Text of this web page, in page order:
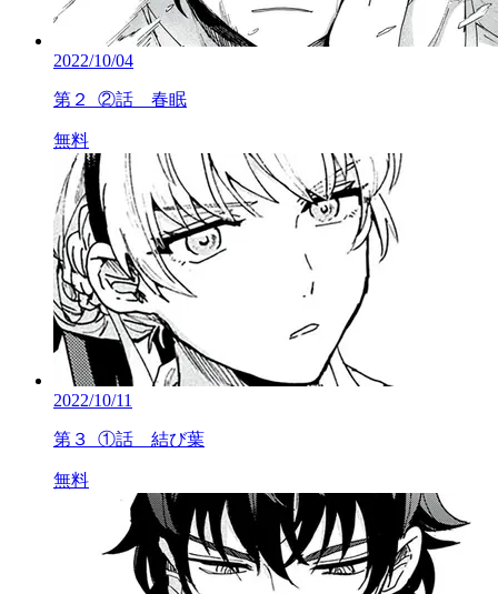
2022/10/04
第２_②話 春眠
無料
2022/10/11
第３_①話 結び葉
無料